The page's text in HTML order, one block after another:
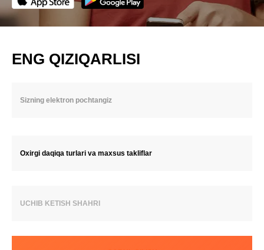
ENG QIZIQARLISI
Oxirgi daqiqa turlari va maxsus takliflar
UCHIB KETISH SHAHRI